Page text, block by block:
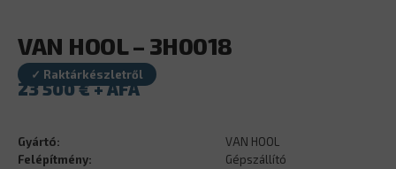
VAN HOOL – 3H0018
✓ Raktárkészletről
23 500€
Gyártó:
VAN HOOL
Felépítmény:
Gépszállító